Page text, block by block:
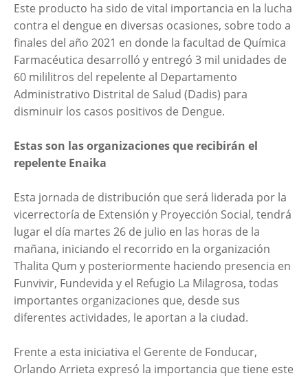
Este producto ha sido de vital importancia en la lucha
contra el dengue en diversas ocasiones, sobre todo a
finales del año 2021 en donde la facultad de Química
Farmacéutica desarrolló y entregó 3 mil unidades de
60 mililitros del repelente al Departamento
Administrativo Distrital de Salud (Dadis) para
disminuir los casos positivos de Dengue.
Estas son las organizaciones que recibirán el
repelente Enaika
Esta jornada de distribución que será liderada por la
vicerrectoría de Extensión y Proyección Social, tendrá
lugar el día martes 26 de julio en las horas de la
mañana, iniciando el recorrido en la organización
Thalita Qum y posteriormente haciendo presencia en
Funvivir, Fundevida y el Refugio La Milagrosa, todas
importantes organizaciones que, desde sus
diferentes actividades, le aportan a la ciudad.
Frente a esta iniciativa el Gerente de Fonducar,
Orlando Arrieta expresó la importancia que tiene este